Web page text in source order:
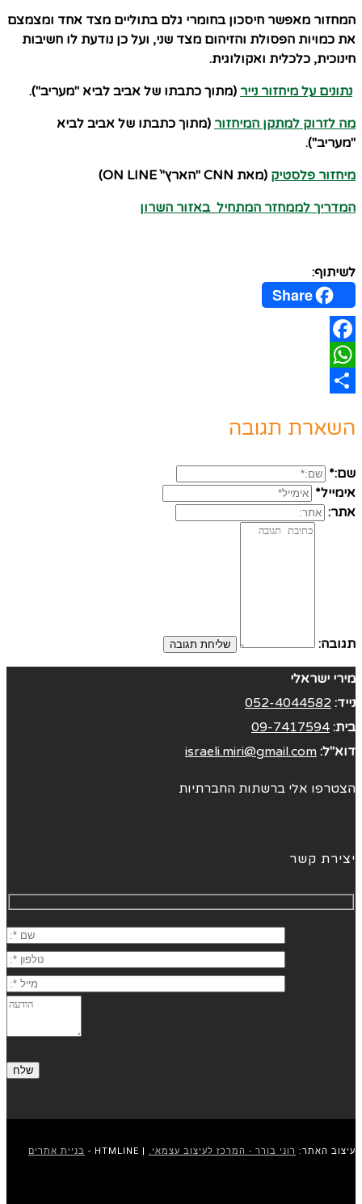
המחזור מאפשר חיסכון בחומרי גלם בתוליים מצד אחד ומצמצם
את כמויות הפסולת והזיהום מצד שני, ועל כן נודעת לו חשיבות
חינוכית, כלכלית ואקולוגית.
נתונים על מיחזור נייר (מתוך כתבתו של אביב לביא "מעריב").
מה לזרוק למתקן המיחזור (מתוך כתבתו של אביב לביא
"מעריב").
מיחזור פלסטיק (מאת CNN "הארץ" ON LINEׂ)
המדריך לממחזר המתחיל באזור השרון
לשיתוף:
Share
Facebook
WhatsApp
השארת תגובה
שם:*
אימייל*
אתר:
תגובה:
מירי ישראלי
נייד: 052-4044582
בית: 09-7417594
דוא"ל: israeli.miri@gmail.com
הצטרפו אלי ברשתות החברתיות
יצירת קשר
עיצוב האתר: רוני בורר - המרכז לעיצוב עצמאי. | HTMLINE - בניית אתרים